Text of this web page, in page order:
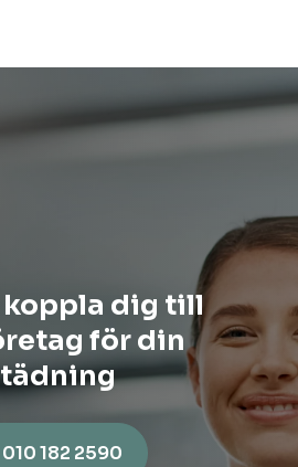
koppla dig till
för din
010 182 2590